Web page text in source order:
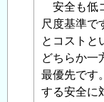
「 社
長
さ
ん
限
安全も低
尺度基準で
とコストと
どちらか一
最優先です
する安全に